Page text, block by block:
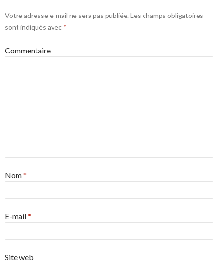
Votre adresse e-mail ne sera pas publiée. Les champs obligatoires
sont indiqués avec *
Commentaire
Nom*
E-mail*
Site web